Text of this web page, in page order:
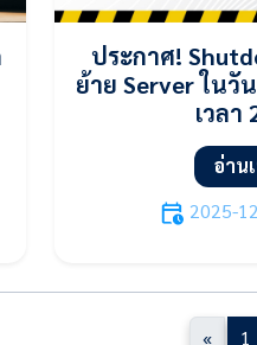
ประกาศ!
ย้าย Server ในวั
เวลา
อ่าน
2025-
« 1